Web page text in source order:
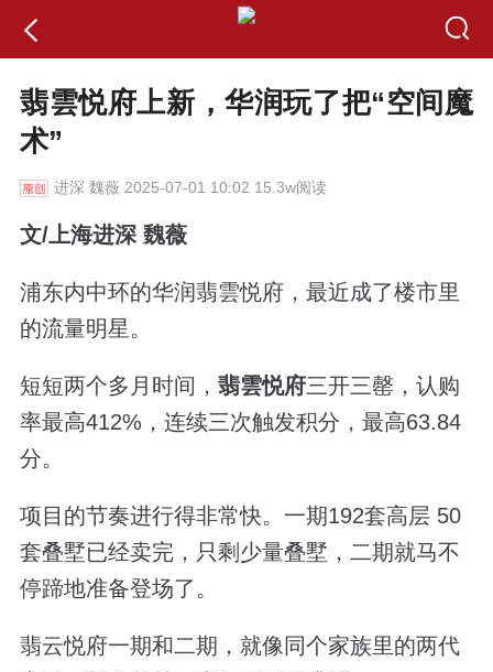
翡雲悦府上新，华润玩了把“空间魔
术”
进深 魏薇 2025-07-01 10:02 15.3w阅读
文/上海进深 魏薇
浦东内中环的华润翡雲悦府，最近成了楼市里
的流量明星。
短短两个多月时间， 翡雲悦府三开三罄，认购
率最高412% ，连续三次触发积分，最高63.84
分。
项目的节奏进行得非常快。一期192套高层 50
套叠墅已经卖完，只剩少量叠墅，二期就马不
停蹄地准备登场了。
翡云悦府一期和二期，就像同个家族里的两代